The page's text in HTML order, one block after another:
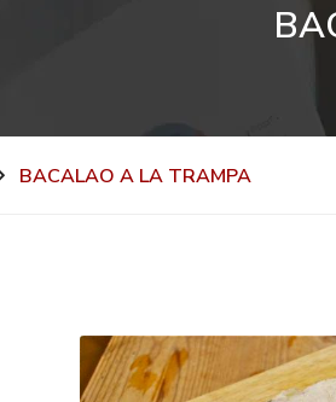
BACALAO A LA TRAMPA